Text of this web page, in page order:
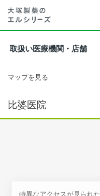
取扱い医療機関・店舗
マップを見る
比婆医院
特異なアクセスが見られ